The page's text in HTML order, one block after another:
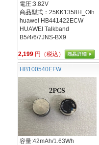
電圧:3.82V
商品型式：25KK1358H_Oth
huawei HB441422ECW
HUAWEI Talkband
B5/4/6/7JNS-BX9
2,199 円（税込）
HB100540EFW
容量:42mAh/1.63Wh